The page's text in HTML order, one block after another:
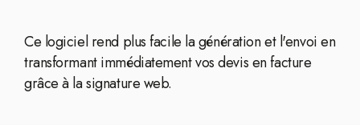
Ce logiciel rend plus facile la génération et l'envoi en
transformant immédiatement vos devis en facture
grâce à la signature web.